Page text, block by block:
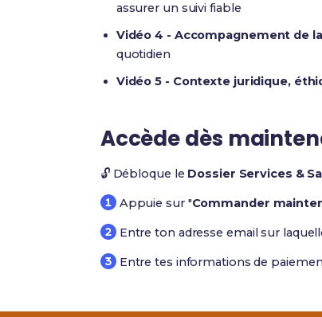
assurer un suivi fiable
Vidéo 4 - Accompagnement de
quotidien
Vidéo 5 - Contexte juridique,
Accède dès
🔓 Débloque le Dossier Services &
Appuie sur "Commander
Entre ton adresse email sur
Entre tes informations de